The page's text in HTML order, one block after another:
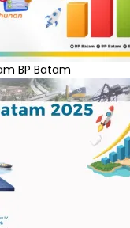
BP Batam